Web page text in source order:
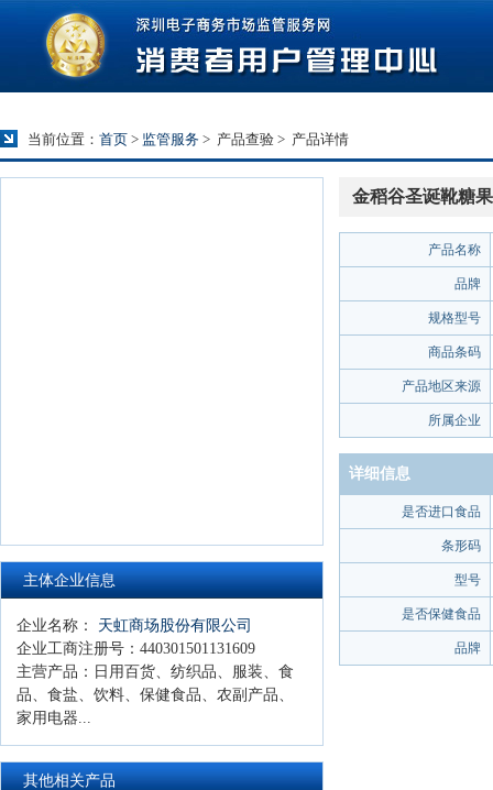
当前位置： 首页 > 监管服务 > 产品查验 > 产品详情
主体企业信息
企业名称： 天虹商场股份有限公司
企业工商注册号： 440301501131609
主营产品： 日用百货、纺织品、服装、食
品、食盐、饮料、保健食品、农副产品、
家用电器...
其他相关产品
金稻谷圣诞靴糖果
产品名称
品牌
规格型号
商品条码
产品地区来源
所属企业
详细信息
是否进口食品
条形码
型号
是否保健食品
品牌